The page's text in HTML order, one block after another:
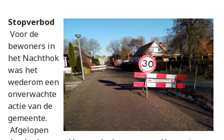
Stopverbod
Voor de
bewoners in
het Nachthok
was het
wederom een
onverwachte
actie van de
gemeente.
Afgelopen